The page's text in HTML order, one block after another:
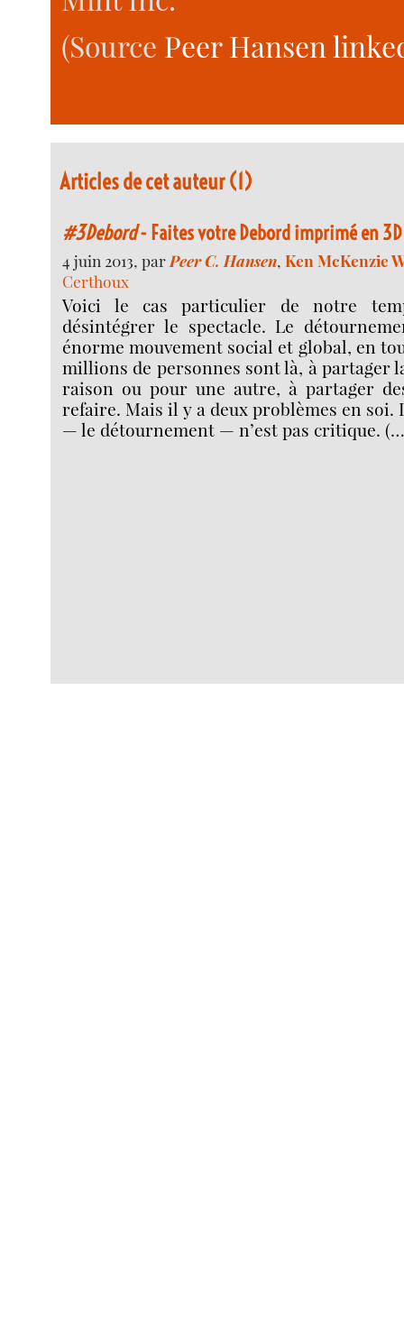
(Source Peer Hansen
Articles de cet auteur (1)
#3Debord- Faites votre Debord imprimé en 3D
4 juin 2013, par Peer C. Hansen,Ken McKenzie
Certhoux
Voici le cas particulier de notre
désintégrer le spectacle. Le
énorme mouvement social et global, en
millions de personnes sont là, à partager
raison ou pour une autre, à partager
refaire. Mais il y a deux problèmes en soi.
— le détournement — n’est pas critique.